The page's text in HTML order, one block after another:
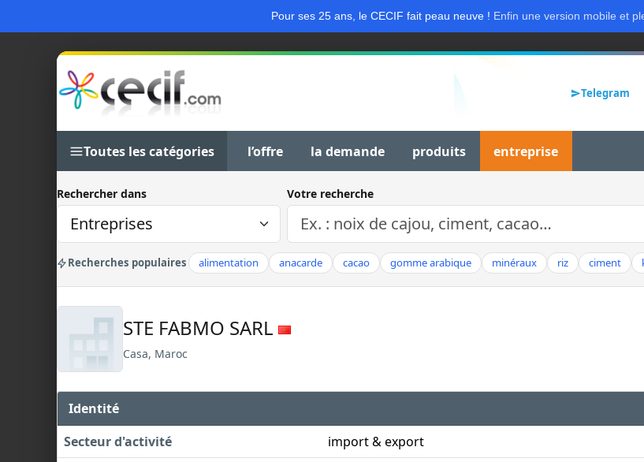
Pour ses 25 ans, le CECIF fait peau neuve ! Enfin une version mobile et
Telegram
Toutes les catégories l’offre la demande produits entreprise
Rechercher dans Votre recherche
Recherches populaires alimentation anacarde cacao gomme arabique minéraux riz ciment
STE FABMO SARL
Casa, Maroc
Identité
Secteur d'activité
import & export